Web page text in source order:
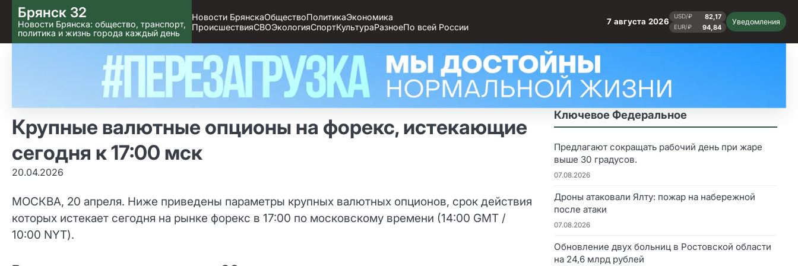
Skip
to content
Брянск 32
Новости Брянска: общество, транспорт,
политика и жизнь города каждый день
Новости БрянскаОбществоПолитикаЭкономика
ПроисшествияСВОЭкологияСпортКультураРазноеПо всей России
7 августа 2026
USD/₽ 82,17
EUR/₽ 94,84
Уведомления
Крупные валютные опционы на форекс, истекающие
сегодня к 17:00 мск
20.04.2026
МОСКВА, 20 апреля. Ниже приведены параметры крупных валютных опционов, срок действия
которых истекает сегодня на рынке форекс в 17:00 по московскому времени (14:00 GMT /
10:00 NYT).
Ключевое Федеральное
Предлагают сокращать рабочий день при жаре
выше 30 градусов.
07.08.2026
Дроны атаковали Ялту: пожар на набережной
после атаки
07.08.2026
Обновление двух больниц в Ростовской области
на 24,6 млрд рублей